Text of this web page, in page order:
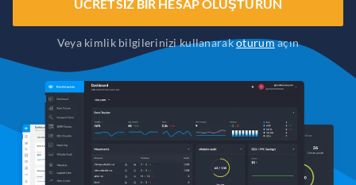
ÜCRETSIZ BIR HESAP OLUŞTURUN
Veya kimlik bilgilerinizi kullanarakoturumaçın